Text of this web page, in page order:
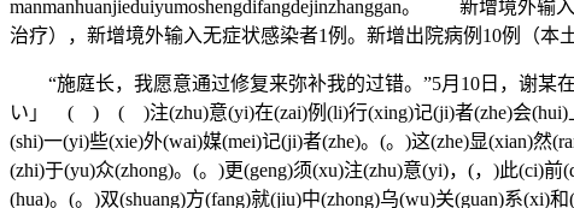
manmanhuanjieduiyumoshengdifangdejinzhanggan。 新增境外
治疗），新增境外输入无症状感染者1例。新增出院病例10例（本
“施庭长，我愿意通过修复来弥补我的过错。”5月10日，谢某
い」 ( ) ( )注(zhu)意(yi)在(zai)例(li)行(xing)记(ji)者(zhe)会(hui)上
(shi)一(yi)些(xie)外(wai)媒(mei)记(ji)者(zhe)。(。)这(zhe)显(xian)然
(zhi)于(yu)众(zhong)。(。)更(geng)须(xu)注(zhu)意(yi)，(，)此(ci)
(hua)。(。)双(shuang)方(fang)就(jiu)中(zhong)乌(wu)关(guan)系(xi)